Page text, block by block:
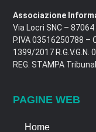
Associazione
Via Locri SNC –
P.IVA 03516250788
1399/2017 R.G.V.G.N.
REG. STAMPA
PAGINE WEB
Home